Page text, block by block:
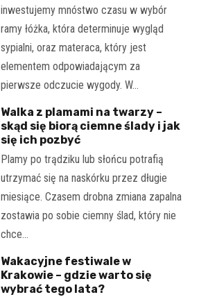
inwestujemy mnóstwo czasu w wybór
ramy łóżka, która determinuje wygląd
sypialni, oraz materaca, który jest
elementem odpowiadającym za
pierwsze odczucie wygody. W…
Walka z plamami na twarzy –
skąd się biorą ciemne ślady i jak
się ich pozbyć
Plamy po trądziku lub słońcu potrafią
utrzymać się na naskórku przez długie
miesiące. Czasem drobna zmiana zapalna
zostawia po sobie ciemny ślad, który nie
chce…
Wakacyjne festiwale w
Krakowie – gdzie warto się
wybrać tego lata?